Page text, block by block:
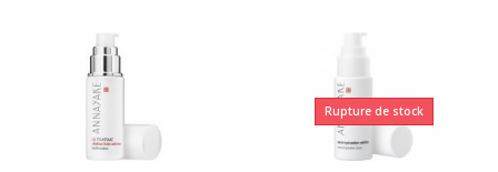
Rupture de stock